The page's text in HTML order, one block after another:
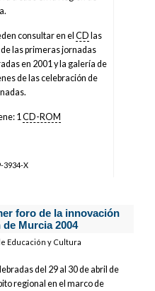
consultar en elCD las
las primeras jornadas
en 2001 y la galería de
de las celebración de
1CD-ROM
3934-X
foro de la innovación
Murcia 2004
Educación y Cultura
del 29 al 30 de abril de
regional en el marco de